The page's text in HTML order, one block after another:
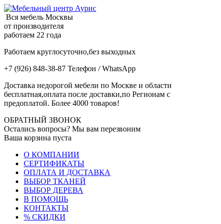
Вся мебель Москвы
от производителя
работаем 22 года
Работаем круглосуточно,без выходных
+7 (926) 848-38-87 Телефон / WhatsApp
Доставка недорогой мебели по Москве и области
бесплатная,оплата после доставки,по Регионам с
предоплатой. Более 4000 товаров!
ОБРАТНЫЙ ЗВОНОК
Остались вопросы? Мы вам перезвоним
Ваша корзина пуста
О КОМПАНИИ
СЕРТИФИКАТЫ
ОПЛАТА И ДОСТАВКА
ВЫБОР ТКАНЕЙ
ВЫБОР ДЕРЕВА
В ПОМОЩЬ
КОНТАКТЫ
% СКИДКИ